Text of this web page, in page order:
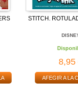
STITCH.
8,95
AFEGIR A LA